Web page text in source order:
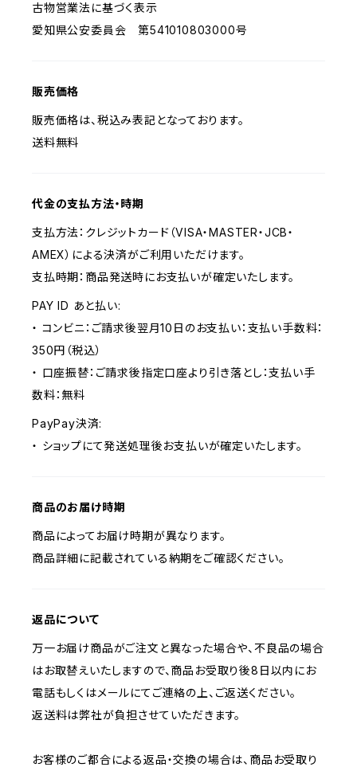
古物営業法に基づく表示
愛知県公安委員会 第541010803000号
販売価格
販売価格は、税込み表記となっております。
送料無料
代金の支払方法・時期
支払方法：クレジットカード（VISA・MASTER・JCB・
AMEX）による決済がご利用いただけます。
支払時期：商品発送時にお支払いが確定いたします。
PAY ID あと払い:
・ コンビニ：ご請求後翌月10日のお支払い：支払い手数料：
350円（税込）
・ 口座振替：ご請求後指定口座より引き落とし：支払い手
数料：無料
PayPay決済:
・ ショップにて発送処理後お支払いが確定いたします。
商品のお届け時期
商品によってお届け時期が異なります。
商品詳細に記載されている納期をご確認ください。
返品について
万一お届け商品がご注文と異なった場合や、不良品の場合
はお取替えいたしますので、商品お受取り後8日以内にお
電話もしくはメールにてご連絡の上、ご返送ください。
返送料は弊社が負担させていただきます。
お客様のご都合による返品・交換の場合は、商品お受取り